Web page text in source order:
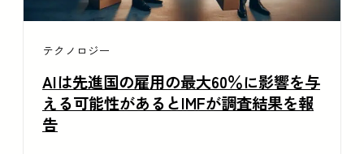
テクノロジー
AIは先進国の雇用の最大60％に影響を与
える可能性があるとIMFが調査結果を報
告